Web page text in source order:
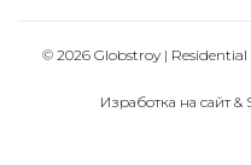
© 2026 Globstroy |
Изработка на сайт &